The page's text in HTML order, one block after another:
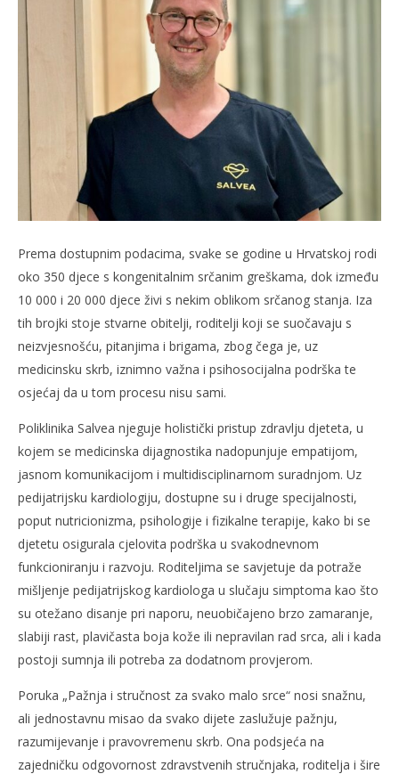
Prema dostupnim podacima, svake se godine u Hrvatskoj rodi
oko 350 djece s kongenitalnim srčanim greškama, dok između
10 000 i 20 000 djece živi s nekim oblikom srčanog stanja. Iza
tih brojki stoje stvarne obitelji, roditelji koji se suočavaju s
neizvjesnošću, pitanjima i brigama, zbog čega je, uz
medicinsku skrb, iznimno važna i psihosocijalna podrška te
osjećaj da u tom procesu nisu sami.
Poliklinika Salvea njeguje holistički pristup zdravlju djeteta, u
kojem se medicinska dijagnostika nadopunjuje empatijom,
jasnom komunikacijom i multidisciplinarnom suradnjom. Uz
pedijatrijsku kardiologiju, dostupne su i druge specijalnosti,
poput nutricionizma, psihologije i fizikalne terapije, kako bi se
djetetu osigurala cjelovita podrška u svakodnevnom
funkcioniranju i razvoju. Roditeljima se savjetuje da potraže
mišljenje pedijatrijskog kardiologa u slučaju simptoma kao što
su otežano disanje pri naporu, neuobičajeno brzo zamaranje,
slabiji rast, plavičasta boja kože ili nepravilan rad srca, ali i kada
postoji sumnja ili potreba za dodatnom provjerom.
Poruka „Pažnja i stručnost za svako malo srce“ nosi snažnu,
ali jednostavnu misao da svako dijete zaslužuje pažnju,
razumijevanje i pravovremenu skrb. Ona podsjeća na
zajedničku odgovornost zdravstvenih stručnjaka, roditelja i šire